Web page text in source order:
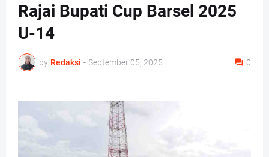
Rajai Bupati Cup Barsel 2025
U-14
by Redaksi - September 05, 2025 0